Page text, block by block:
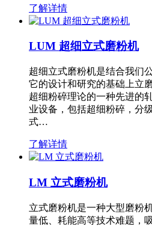
了解详情
LUM 超细立式磨粉机
超细立式磨粉机是结合我们
它的设计和研究的基础上立
超细粉碎理论的一种先进的
业设备，包括超细粉碎，分
式…
了解详情
LM 立式磨粉机
立式磨粉机是一种大型磨粉
量低、耗能高等技术难题，